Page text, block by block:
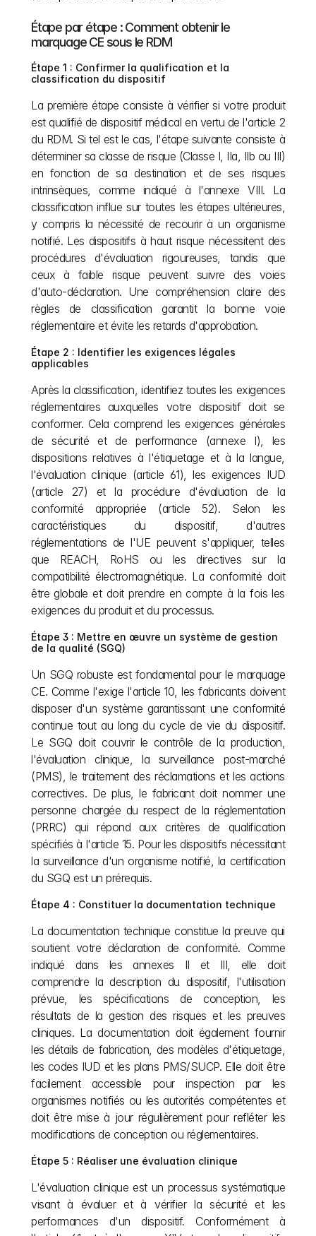
Étape par étape : Comment obtenir le
marquage CE sous le RDM
Étape 1 : Confirmer la qualification et la
classification du dispositif
La première étape consiste à vérifier si votre produit
est qualifié de dispositif médical en vertu de l'article 2
du RDM. Si tel est le cas, l'étape suivante consiste à
déterminer sa classe de risque (Classe I, IIa, IIb ou III)
en fonction de sa destination et de ses risques
intrinsèques, comme indiqué à l'annexe VIII. La
classification influe sur toutes les étapes ultérieures,
y compris la nécessité de recourir à un organisme
notifié. Les dispositifs à haut risque nécessitent des
procédures d'évaluation rigoureuses, tandis que
ceux à faible risque peuvent suivre des voies
d'auto-déclaration. Une compréhension claire des
règles de classification garantit la bonne voie
réglementaire et évite les retards d'approbation.
Étape 2 : Identifier les exigences légales
applicables
Après la classification, identifiez toutes les exigences
réglementaires auxquelles votre dispositif doit se
conformer. Cela comprend les exigences générales
de sécurité et de performance (annexe I), les
dispositions relatives à l'étiquetage et à la langue,
l'évaluation clinique (article 61), les exigences IUD
(article 27) et la procédure d'évaluation de la
conformité appropriée (article 52). Selon les
caractéristiques du dispositif, d'autres
réglementations de l'UE peuvent s'appliquer, telles
que REACH, RoHS ou les directives sur la
compatibilité électromagnétique. La conformité doit
être globale et doit prendre en compte à la fois les
exigences du produit et du processus.
Étape 3 : Mettre en œuvre un système de gestion
de la qualité (SGQ)
Un SGQ robuste est fondamental pour le marquage
CE. Comme l'exige l'article 10, les fabricants doivent
disposer d'un système garantissant une conformité
continue tout au long du cycle de vie du dispositif.
Le SGQ doit couvrir le contrôle de la production,
l'évaluation clinique, la surveillance post-marché
(PMS), le traitement des réclamations et les actions
correctives. De plus, le fabricant doit nommer une
personne chargée du respect de la réglementation
(PRRC) qui répond aux critères de qualification
spécifiés à l'article 15. Pour les dispositifs nécessitant
la surveillance d'un organisme notifié, la certification
du SGQ est un prérequis.
Étape 4 : Constituer la documentation technique
La documentation technique constitue la preuve qui
soutient votre déclaration de conformité. Comme
indiqué dans les annexes II et III, elle doit
comprendre la description du dispositif, l'utilisation
prévue, les spécifications de conception, les
résultats de la gestion des risques et les preuves
cliniques. La documentation doit également fournir
les détails de fabrication, des modèles d'étiquetage,
les codes IUD et les plans PMS/SUCP. Elle doit être
facilement accessible pour inspection par les
organismes notifiés ou les autorités compétentes et
doit être mise à jour régulièrement pour refléter les
modifications de conception ou réglementaires.
Étape 5 : Réaliser une évaluation clinique
L'évaluation clinique est un processus systématique
visant à évaluer et à vérifier la sécurité et les
performances d'un dispositif. Conformément à